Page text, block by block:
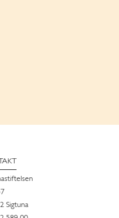
Sigtuna